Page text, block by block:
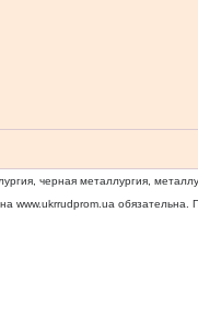
черная металлургия,
www.ukrrudprom.ua обязательна.